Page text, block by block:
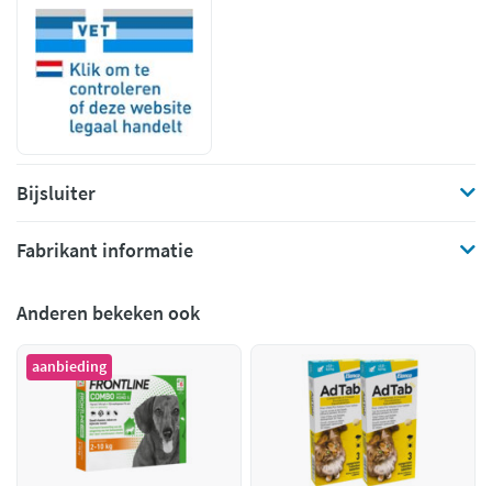
Bijsluiter
Fabrikant informatie
Anderen bekeken ook
aanbieding